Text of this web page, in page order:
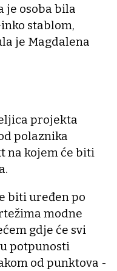
je osoba bila
stablom,
je Magdalena
projekta
polaznika
na kojem će biti
biti uređen po
modne
gdje će svi
potpunosti
od punktova -